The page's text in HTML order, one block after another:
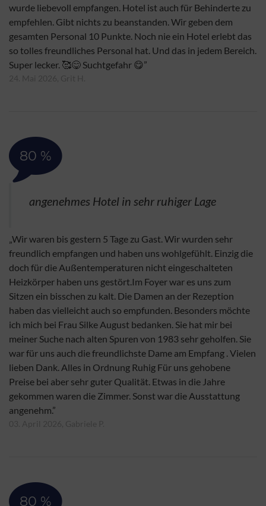
wurde liebevoll empfangen. Hotel ist auch für Behinderte zu
empfehlen. Gibt nichts zu beanstanden. Wir geben dem
gesamten Personal 10 Punkte. Noch nie ein Hotel erlebt das
so tolles freundliches Personal hat. Und das in jedem Bereich.
Super lecker. 🥰😋 Suchtgefahr 😋”
80 %
angenehmes Hotel in sehr ruhiger Lage
„Wir waren bis gestern 5 Tage zu Gast. Wir wurden sehr
freundlich empfangen und haben uns wohlgefühlt. Einzig die
doch für die Außentemperaturen nicht eingeschalteten
Heizkörper haben uns gestört.Im Foyer war es uns zum
Sitzen ein bisschen zu kalt. Die Damen an der Rezeption
haben das vielleicht auch so empfunden. Besonders möchte
ich mich bei Frau Silke August bedanken. Sie hat mir bei
meiner Suche nach alten Spuren von 1983 sehr geholfen. Sie
war für uns auch die freundlichste Dame am Empfang . Vielen
lieben Dank. Alles in Ordnung Ruhig Für uns gehobene
Preise bei aber sehr guter Qualität. Etwas in die Jahre
gekommen waren die Zimmer. Sonst war die Ausstattung
angenehm.”
80 %